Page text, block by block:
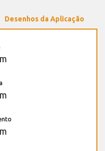
Desenhos da Aplicação